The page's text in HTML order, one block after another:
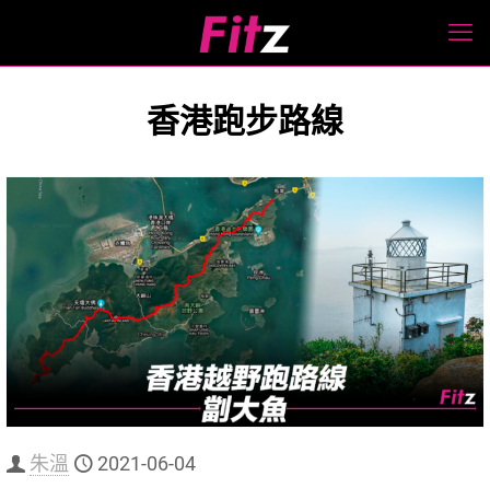
香港跑步路線
朱溫 2021-06-04